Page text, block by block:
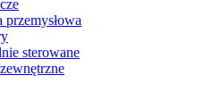
sterowane